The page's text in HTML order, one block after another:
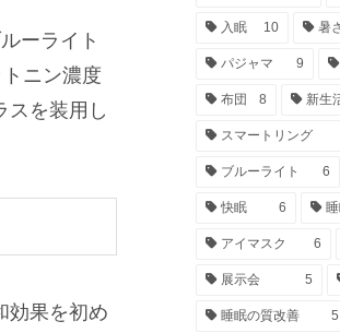
ーライト
ニン濃度
スを装用し
効果を初め
入眠 10 暑
パジャマ 9
布団 8 新生
スマートリング
ブルーライト 6
快眠 6
アイマスク 6
展示会 5
睡眠の質改善 5